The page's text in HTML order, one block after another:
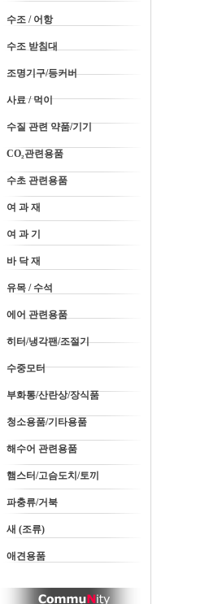
수조 / 어항
수조 받침대
조명기구/등커버
사료 / 먹이
수질 관련 약품/기기
CO₂관련용품
수초 관련용품
여 과 재
여 과 기
바 닥 재
유목 / 수석
에어 관련용품
히터/냉각팬/조절기
수중모터
부화통/산란상/장식품
청소용품/기타용품
해수어 관련용품
햄스터/고슴도치/토끼
파충류/거북
새 (조류)
애견용품